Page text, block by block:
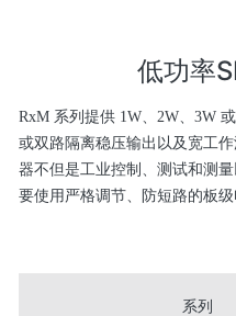
低功率
RxM 系列提供 1W、2W、3W
或双路隔离稳压输出以及宽工
器不但是工业控制、测试和测
要使用严格调节、防短路的板
系列